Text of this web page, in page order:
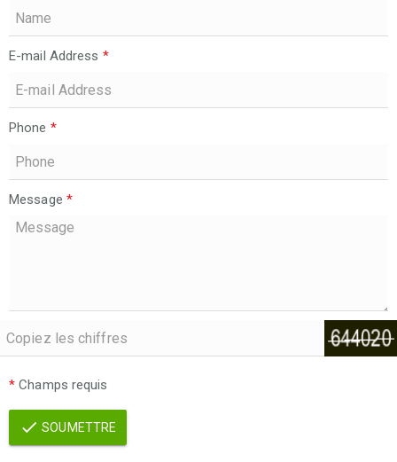
E-mail Address *
Phone *
Message *
* Champs requis
SOUMETTRE